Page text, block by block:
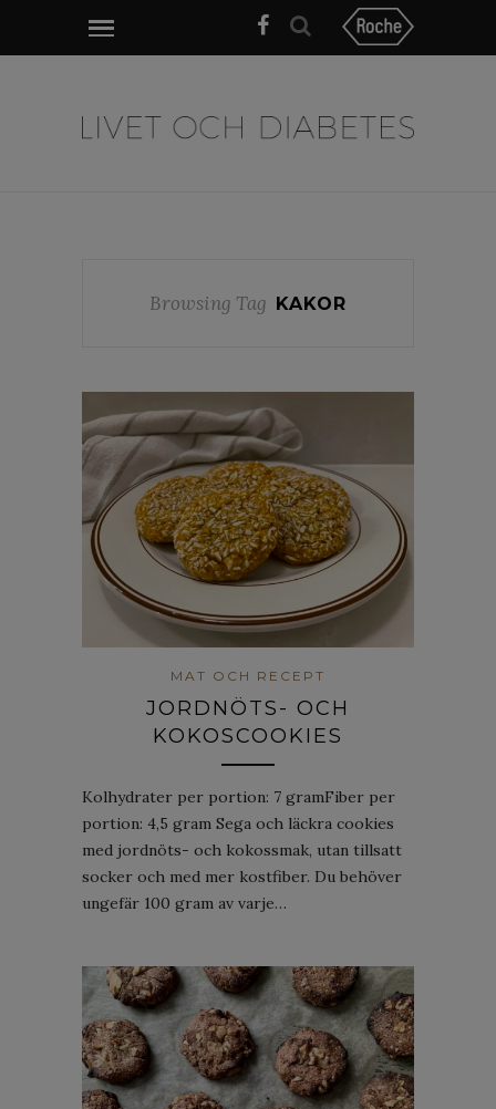
Browsing Tag KAKOR
MAT OCH RECEPT
JORDNÖTS- OCH
KOKOSCOOKIES
Kolhydrater per portion: 7 gramFiber per
portion: 4,5 gram Sega och läckra cookies
med jordnöts- och kokossmak, utan tillsatt
socker och med mer kostfiber. Du behöver
ungefär 100 gram av varje…